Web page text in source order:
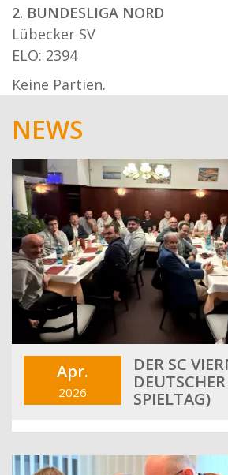
2. BUNDESLIGA NORD
Lübecker SV
ELO: 2394
Keine Partien.
NEWS
Apr.
2026
DER SC
SPIELTAG)